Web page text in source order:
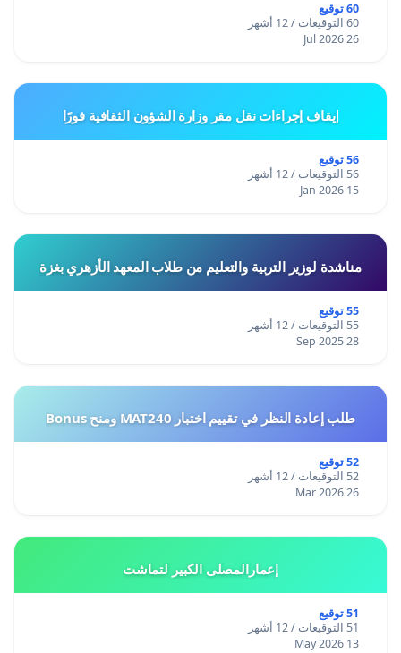
60 توقيع
60 التوقيعات / 12 أشهر
26 Jul 2026
إيقاف إجراءات نقل مقر وزارة الشؤون الثقافية فورًا
56 توقيع
56 التوقيعات / 12 أشهر
15 Jan 2026
مناشدة لوزير التربية والتعليم من طلاب المعهد الأزهري بغزة
55 توقيع
55 التوقيعات / 12 أشهر
28 Sep 2025
طلب إعادة النظر في تقييم اختبار MAT240 ومنح Bonus
52 توقيع
52 التوقيعات / 12 أشهر
26 Mar 2026
إعمارالمصلى الكبير لتماشت
51 توقيع
51 التوقيعات / 12 أشهر
13 May 2026